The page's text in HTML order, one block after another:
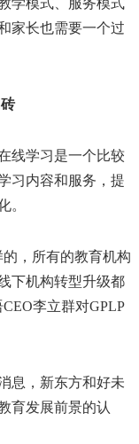
学模式、服务模式
家长也需要一个过
线学习是一个比较
习内容和服务，提
。
，所有的教育机构
下机构转型升级都
李立群对GPLP
息，新东方和好未
育发展前景的认